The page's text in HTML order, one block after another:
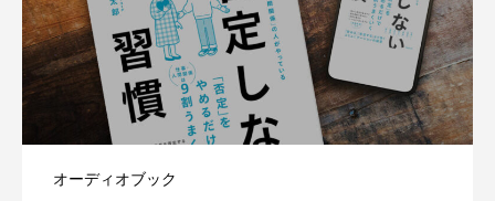
オーディオブック